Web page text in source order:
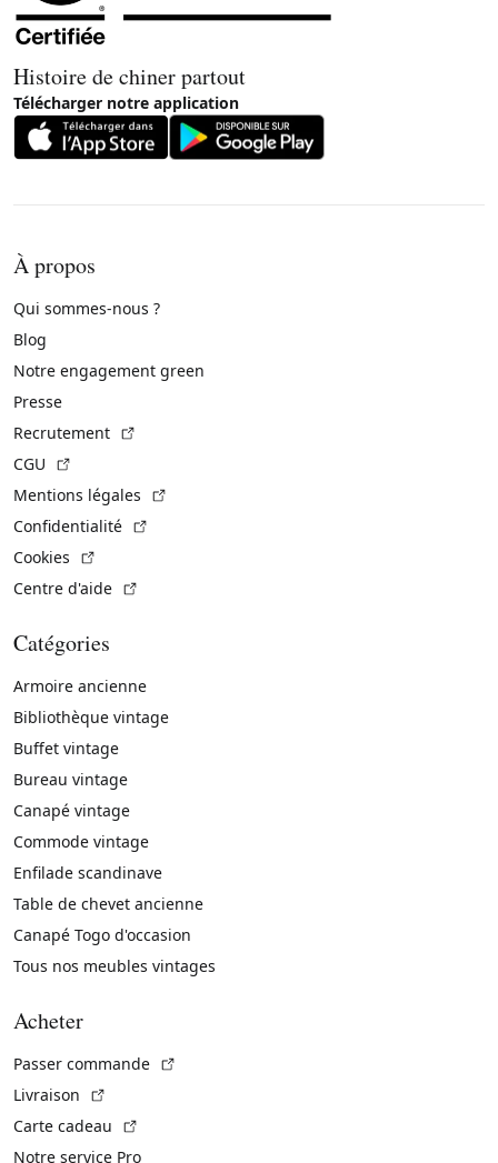
Histoire de chiner partout
Télécharger notre application
À propos
Qui sommes-nous ?
Blog
Notre engagement green
Presse
Recrutement
CGU
Mentions légales
Confidentialité
Cookies
Centre d'aide
Catégories
Armoire ancienne
Bibliothèque vintage
Buffet vintage
Bureau vintage
Canapé vintage
Commode vintage
Enfilade scandinave
Table de chevet ancienne
Canapé Togo d'occasion
Tous nos meubles vintages
Acheter
Passer commande
Livraison
Carte cadeau
Notre service Pro